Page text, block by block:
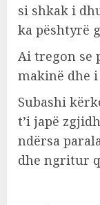
si shkak i
ka pështyrë
Ai tregon se
makinë dhe
Subashi
t’i japë
ndërsa
dhe ngritur